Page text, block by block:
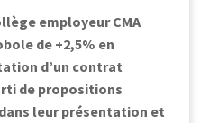
employeur CMA
de +2,5% en
d’un contrat
de propositions
leur présentation et